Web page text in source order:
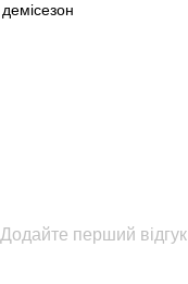
демісезон
Додайте перший відгук